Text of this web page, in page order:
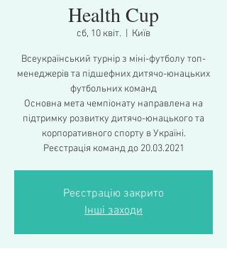
Health Cup
сб, 10 квіт. Київ
Всеукраїнський турнір з міні-футболу топ-
менеджерів та підшефних дитячо-юнацьких
футбольних команд
Основна мета чемпіонату направлена на
підтримку розвитку дитячо-юнацького та
корпоративного спорту в Україні.
Реєстрація команд до 20.03.2021
Реєстрацію закрито
Інші заходи